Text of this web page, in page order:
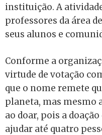
instituição. A
professores da área
seus alunos e
Conforme a
virtude de votação
que o nome remete
planeta, mas mesmo
ao doar, pois a
ajudar até quatro